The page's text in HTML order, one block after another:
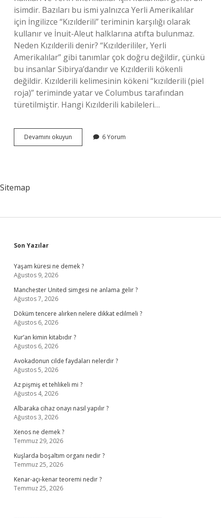
isimdir. Bazıları bu ismi yalnızca Yerli Amerikalılar
için İngilizce “Kızılderili” teriminin karşılığı olarak
kullanır ve İnuit-Aleut halklarına atıfta bulunmaz.
Neden Kızılderili denir? “Kızılderililer, Yerli
Amerikalılar” gibi tanımlar çok doğru değildir, çünkü
bu insanlar Sibirya’dandır ve Kızılderili kökenli
değildir. Kızılderili kelimesinin kökeni “kızılderili (piel
roja)” teriminde yatar ve Columbus tarafından
türetilmiştir. Hangi Kızılderili kabileleri…
Devamını okuyun Amerika
Yerlilerine
6 Yorum
Sitemap
Sidebar
Son Yazılar
Yaşam küresi ne demek ?
Ağustos 9, 2026
Manchester United simgesi ne anlama gelir ?
Ağustos 7, 2026
Döküm tencere alırken nelere dikkat edilmeli ?
Ağustos 6, 2026
Kur’an kimin kitabıdır ?
Ağustos 6, 2026
Avokadonun cilde faydaları nelerdir ?
Ağustos 5, 2026
Az pişmiş et tehlikeli mi ?
Ağustos 4, 2026
Albaraka cihaz onayı nasıl yapılır ?
Ağustos 3, 2026
Xenos ne demek ?
Temmuz 29, 2026
Kuşlarda boşaltım organı nedir ?
Temmuz 25, 2026
Kenar-açı-kenar teoremi nedir ?
Temmuz 25, 2026